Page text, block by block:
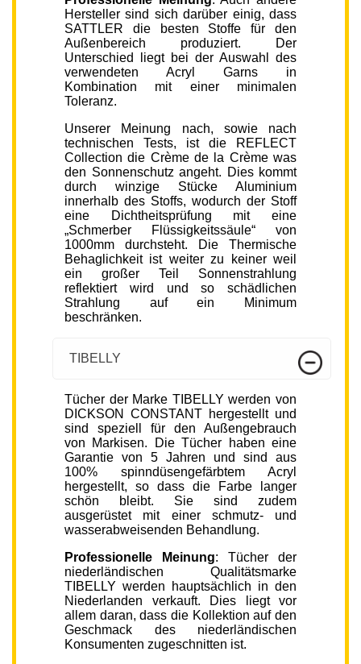
Hersteller sind sich darüber einig, dass
SATTLER die besten Stoffe für den
Außenbereich produziert. Der
Unterschied liegt bei der Auswahl des
verwendeten Acryl Garns in
Kombination mit einer minimalen
Toleranz.
Unserer Meinung nach, sowie nach
technischen Tests, ist die REFLECT
Collection die Crème de la Crème was
den Sonnenschutz angeht. Dies kommt
durch winzige Stücke Aluminium
innerhalb des Stoffs, wodurch der Stoff
eine Dichtheitsprüfung mit eine
„Schmerber Flüssigkeitssäule“ von
1000mm durchsteht. Die Thermische
Behaglichkeit ist weiter zu keiner weil
ein großer Teil Sonnenstrahlung
reflektiert wird und so schädlichen
Strahlung auf ein Minimum
beschränken.
TIBELLY
Tücher der Marke TIBELLY werden von
DICKSON CONSTANT hergestellt und
sind speziell für den Außengebrauch
von Markisen. Die Tücher haben eine
Garantie von 5 Jahren und sind aus
100% spinndüsengefärbtem Acryl
hergestellt, so dass die Farbe langer
schön bleibt. Sie sind zudem
ausgerüstet mit einer schmutz- und
wasserabweisenden Behandlung.
Professionelle Meinung: Tücher der
niederländischen Qualitätsmarke
TIBELLY werden hauptsächlich in den
Niederlanden verkauft. Dies liegt vor
allem daran, dass die Kollektion auf den
Geschmack des niederländischen
Konsumenten zugeschnitten ist.